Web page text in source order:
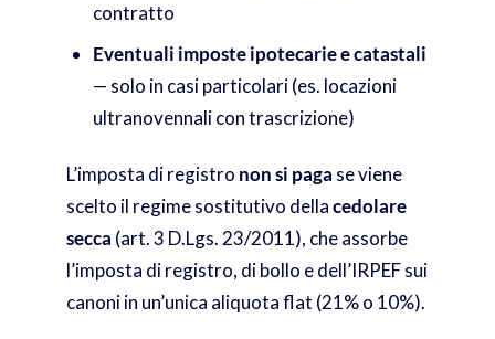
contratto
Eventuali imposte ipotecarie e catastali
— solo in casi particolari (es. locazioni
ultranovennali con trascrizione)
L’imposta di registro non si paga se viene
scelto il regime sostitutivo dellacedolare
secca (art. 3 D.Lgs. 23/2011), che assorbe
l’imposta di registro, di bollo e dell’IRPEF sui
canoni in un’unica aliquota flat (21% o 10%).